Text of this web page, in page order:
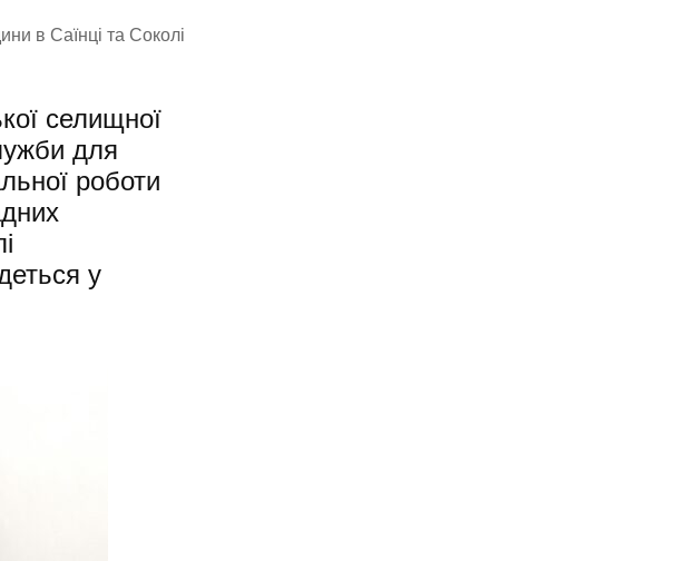
в Саїнці та Соколі
селищної
для
роботи
у